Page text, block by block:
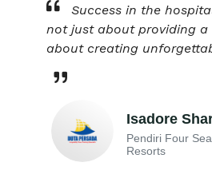
Success in the
not just about providing a
about creating
Isadore
Pendiri Four
Resorts